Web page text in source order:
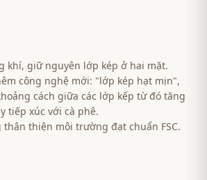
khí, giữ nguyên lớp kép ở hai mặt.
công nghệ mới: "lớp kép hạt mịn",
cách giữa các lớp kếp từ đó tăng
tiếp xúc với cà phê.
thiện môi trường đạt chuẩn FSC.